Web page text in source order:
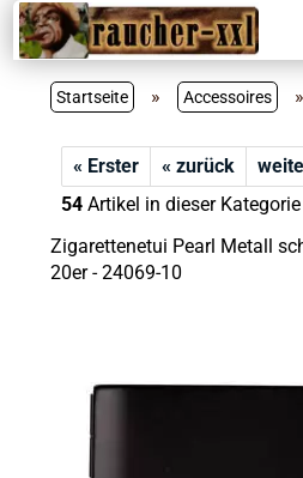
Startseite » Accessoires »
« Erster « zurück
54Artikel in dieser Kategorie
Zigarettenetui Pearl Metall
20er - 24069-10